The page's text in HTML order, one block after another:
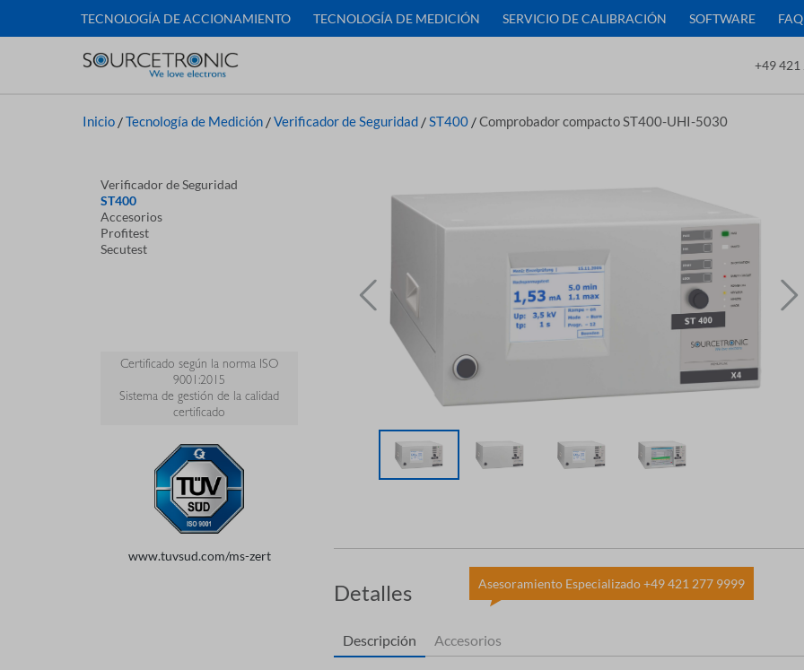
TECNOLOGÍA DE ACCIONAMIENTO TECNOLOGÍA DE MEDICIÓN SERVICIO DE CALIBRACIÓN SOFTWARE FAQ
+49 421
Inicio /Tecnología de Medición /Verificador de Seguridad /ST400 /Comprobador compacto ST400-UHI-5030
Verificador de Seguridad
ST400
Accesorios
Profitest
Secutest
Certificado según la norma ISO
9001:2015
Sistema de gestión de la calidad
certificado
www.tuvsud.com/ms-zert
Detalles Asesoramiento Especializado +49 421 277 9999
Descripción Accesorios